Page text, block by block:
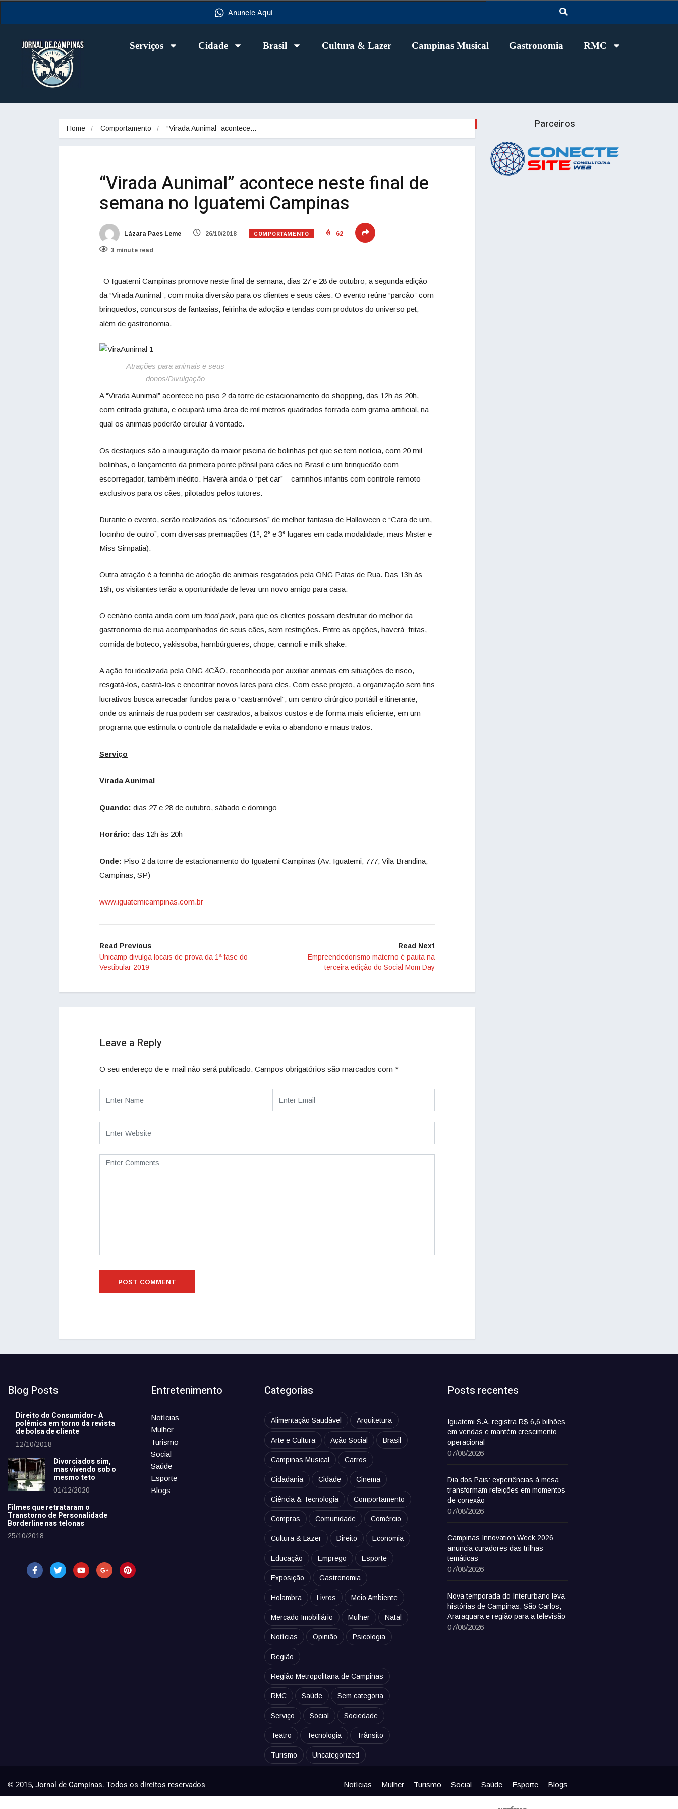
Anuncie Aqui
Serviços Cidade Brasil Cultura & Lazer Campinas Musical Gastronomia RMC
Home Comportamento “Virada Aunimal” acontece…
“Virada Aunimal” acontece neste final de
semana no Iguatemi Campinas
Lázara Paes Leme 26/10/2018 COMPORTAMENTO 62
3 minute read
O Iguatemi Campinas promove neste final de semana, dias 27 e 28 de outubro, a segunda edição
da “Virada Aunimal”, com muita diversão para os clientes e seus cães. O evento reúne “parcão” com
brinquedos, concursos de fantasias, feirinha de adoção e tendas com produtos do universo pet,
além de gastronomia.
Atrações para animais e seus
donos/Divulgação
A “Virada Aunimal” acontece no piso 2 da torre de estacionamento do shopping, das 12h às 20h,
com entrada gratuita, e ocupará uma área de mil metros quadrados forrada com grama artificial, na
qual os animais poderão circular à vontade.
Os destaques são a inauguração da maior piscina de bolinhas pet que se tem notícia, com 20 mil
bolinhas, o lançamento da primeira ponte pênsil para cães no Brasil e um brinquedão com
escorregador, também inédito. Haverá ainda o “pet car” – carrinhos infantis com controle remoto
exclusivos para os cães, pilotados pelos tutores.
Durante o evento, serão realizados os “cãocursos” de melhor fantasia de Halloween e “Cara de um,
focinho de outro”, com diversas premiações (1º, 2° e 3° lugares em cada modalidade, mais Mister e
Miss Simpatia).
Outra atração é a feirinha de adoção de animais resgatados pela ONG Patas de Rua. Das 13h às
19h, os visitantes terão a oportunidade de levar um novo amigo para casa.
O cenário conta ainda com um food park, para que os clientes possam desfrutar do melhor da
gastronomia de rua acompanhados de seus cães, sem restrições. Entre as opções, haverá fritas,
comida de boteco, yakissoba, hambúrgueres, chope, cannoli e milk shake.
A ação foi idealizada pela ONG 4CÃO, reconhecida por auxiliar animais em situações de risco,
resgatá-los, castrá-los e encontrar novos lares para eles. Com esse projeto, a organização sem fins
lucrativos busca arrecadar fundos para o “castramóvel”, um centro cirúrgico portátil e itinerante,
onde os animais de rua podem ser castrados, a baixos custos e de forma mais eficiente, em um
programa que estimula o controle da natalidade e evita o abandono e maus tratos.
Serviço
Virada Aunimal
Quando: dias 27 e 28 de outubro, sábado e domingo
Horário: das 12h às 20h
Onde: Piso 2 da torre de estacionamento do Iguatemi Campinas (Av. Iguatemi, 777, Vila Brandina,
Campinas, SP)
www.iguatemicampinas.com.br
Read Previous
Unicamp divulga locais de prova da 1ª fase do
Vestibular 2019
Read Next
Empreendedorismo materno é pauta na
terceira edição do Social Mom Day
Leave a Reply
O seu endereço de e-mail não será publicado. Campos obrigatórios são marcados com *
Parceiros
Blog Posts
Direito do Consumidor- A
polêmica em torno da revista
de bolsa de cliente
12/10/2018
Divorciados sim,
mas vivendo sob o
mesmo teto
01/12/2020
Filmes que retrataram o
Transtorno de Personalidade
Borderline nas telonas
25/10/2018
Entretenimento
Notícias
Mulher
Turismo
Social
Saúde
Esporte
Blogs
Categorias
Alimentação Saudável Arquitetura
Arte e Cultura Ação Social Brasil
Campinas Musical Carros
Cidadania Cidade Cinema
Ciência & Tecnologia Comportamento
Compras Comunidade Comércio
Cultura & Lazer Direito Economia
Educação Emprego Esporte
Exposição Gastronomia
Holambra Livros Meio Ambiente
Mercado Imobiliário Mulher Natal
Notícias Opinião Psicologia
Região
Região Metropolitana de Campinas
RMC Saúde Sem categoria
Serviço Social Sociedade
Teatro Tecnologia Trânsito
Turismo Uncategorized
Posts recentes
Iguatemi S.A. registra R$ 6,6 bilhões
em vendas e mantém crescimento
operacional
07/08/2026
Dia dos Pais: experiências à mesa
transformam refeições em momentos
de conexão
07/08/2026
Campinas Innovation Week 2026
anuncia curadores das trilhas
temáticas
07/08/2026
Nova temporada do Interurbano leva
histórias de Campinas, São Carlos,
Araraquara e região para a televisão
07/08/2026
© 2015, Jornal de Campinas. Todos os direitos reservados Notícias Mulher Turismo Social Saúde Esporte Blogs